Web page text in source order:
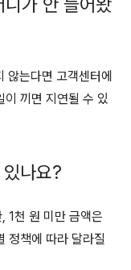
가 안 들어왔
않는다면 고객센터에
이 끼면 지연될 수 있
나요?
1천 원 미만 금액은
정책에 따라 달라질